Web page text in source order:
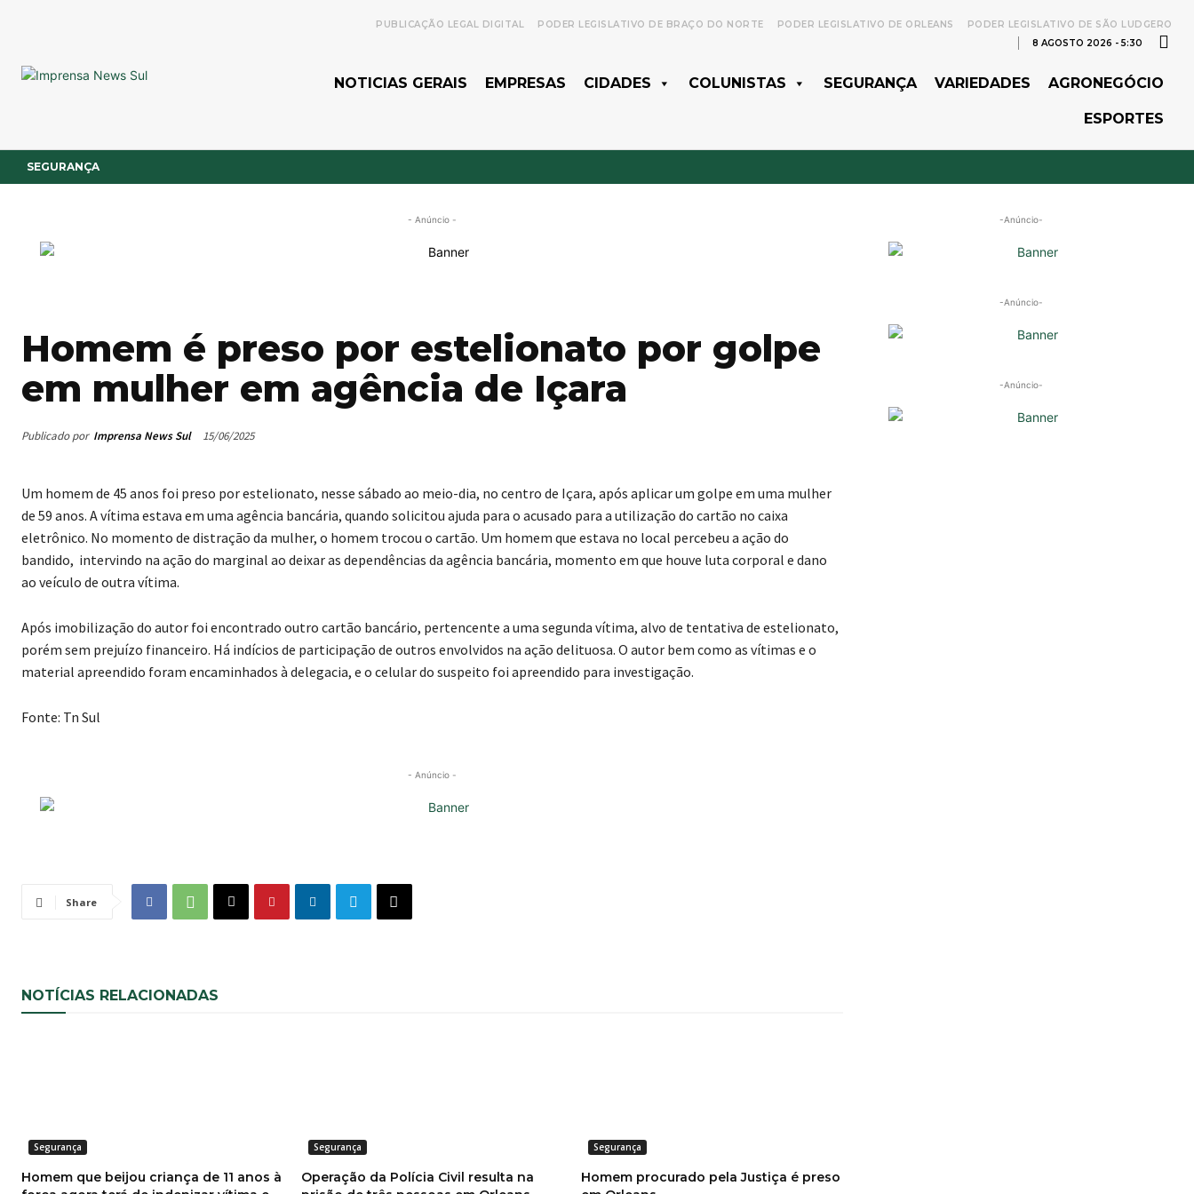
PUBLICAÇÃO LEGAL DIGITAL PODER LEGISLATIVO DE BRAÇO DO NORTE PODER LEGISLATIVO DE ORLEANS
PODER LEGISLATIVO DE SÃO LUDGERO
8 AGOSTO 2026 - 5:30
NOTICIAS GERAIS EMPRESAS CIDADES COLUNISTAS SEGURANÇA VARIEDADES AGRONEGÓCIO
ESPORTES
SEGURANÇA
- Anúncio -
Homem é preso por estelionato por golpe
em mulher em agência de Içara
Publicado por Imprensa News Sul 15/06/2025
Um homem de 45 anos foi preso por estelionato, nesse sábado ao meio-dia, no centro de Içara, após aplicar um golpe em uma mulher
de 59 anos. A vítima estava em uma agência bancária, quando solicitou ajuda para o acusado para a utilização do cartão no caixa
eletrônico. No momento de distração da mulher, o homem trocou o cartão. Um homem que estava no local percebeu a ação do
bandido, intervindo na ação do marginal ao deixar as dependências da agência bancária, momento em que houve luta corporal e dano
ao veículo de outra vítima.
Após imobilização do autor foi encontrado outro cartão bancário, pertencente a uma segunda vítima, alvo de tentativa de estelionato,
porém sem prejuízo financeiro. Há indícios de participação de outros envolvidos na ação delituosa. O autor bem como as vítimas e o
material apreendido foram encaminhados à delegacia, e o celular do suspeito foi apreendido para investigação.
Fonte: Tn Sul
- Anúncio -
Share
NOTÍCIAS RELACIONADAS
Segurança
Homem que beijou criança de 11 anos à
Segurança
Operação da Polícia Civil resulta na
Segurança
Homem procurado pela Justiça é preso
-Anúncio-
-Anúncio-
-Anúncio-